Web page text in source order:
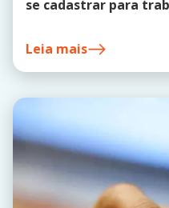
se cadastrar para
Leia mais